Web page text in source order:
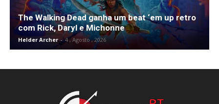
The Walking Dead ganha um beat ‘em up retro
com Rick, Daryl e Michonne
Helder Archer - 4 , Agosto , 2026